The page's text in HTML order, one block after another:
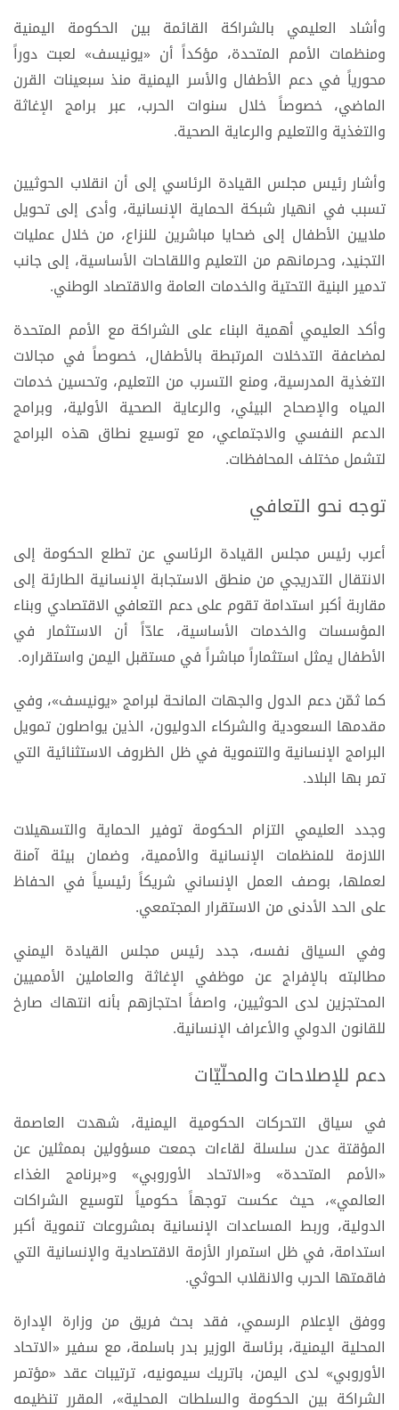
وأشاد العليمي بالشراكة القائمة بين الحكومة اليمنية
ومنظمات الأمم المتحدة، مؤكداً أن «يونيسف» لعبت دوراً
محورياً في دعم الأطفال والأسر اليمنية منذ سبعينات القرن
الماضي، خصوصاً خلال سنوات الحرب، عبر برامج الإغاثة
والتغذية والتعليم والرعاية الصحية.
وأشار رئيس مجلس القيادة الرئاسي إلى أن انقلاب الحوثيين
تسبب في انهيار شبكة الحماية الإنسانية، وأدى إلى تحويل
ملايين الأطفال إلى ضحايا مباشرين للنزاع، من خلال عمليات
التجنيد، وحرمانهم من التعليم واللقاحات الأساسية، إلى جانب
تدمير البنية التحتية والخدمات العامة والاقتصاد الوطني.
وأكد العليمي أهمية البناء على الشراكة مع الأمم المتحدة
لمضاعفة التدخلات المرتبطة بالأطفال، خصوصاً في مجالات
التغذية المدرسية، ومنع التسرب من التعليم، وتحسين خدمات
المياه والإصحاح البيئي، والرعاية الصحية الأولية، وبرامج
الدعم النفسي والاجتماعي، مع توسيع نطاق هذه البرامج
لتشمل مختلف المحافظات.
توجه نحو التعافي
أعرب رئيس مجلس القيادة الرئاسي عن تطلع الحكومة إلى
الانتقال التدريجي من منطق الاستجابة الإنسانية الطارئة إلى
مقاربة أكبر استدامة تقوم على دعم التعافي الاقتصادي وبناء
المؤسسات والخدمات الأساسية، عادّاً أن الاستثمار في
الأطفال يمثل استثماراً مباشراً في مستقبل اليمن واستقراره.
كما ثمّن دعم الدول والجهات المانحة لبرامج «يونيسف»، وفي
مقدمها السعودية والشركاء الدوليون، الذين يواصلون تمويل
البرامج الإنسانية والتنموية في ظل الظروف الاستثنائية التي
تمر بها البلاد.
وجدد العليمي التزام الحكومة توفير الحماية والتسهيلات
اللازمة للمنظمات الإنسانية والأممية، وضمان بيئة آمنة
لعملها، بوصف العمل الإنساني شريكاً رئيسياً في الحفاظ
على الحد الأدنى من الاستقرار المجتمعي.
وفي السياق نفسه، جدد رئيس مجلس القيادة اليمني
مطالبته بالإفراج عن موظفي الإغاثة والعاملين الأمميين
المحتجزين لدى الحوثيين، واصفاً احتجازهم بأنه انتهاك صارخ
للقانون الدولي والأعراف الإنسانية.
دعم للإصلاحات والمحلّيّات
في سياق التحركات الحكومية اليمنية، شهدت العاصمة
المؤقتة عدن سلسلة لقاءات جمعت مسؤولين بممثلين عن
«الأمم المتحدة» و«الاتحاد الأوروبي» و«برنامج الغذاء
العالمي»، حيث عكست توجهاً حكومياً لتوسيع الشراكات
الدولية، وربط المساعدات الإنسانية بمشروعات تنموية أكبر
استدامة، في ظل استمرار الأزمة الاقتصادية والإنسانية التي
فاقمتها الحرب والانقلاب الحوثي.
ووفق الإعلام الرسمي، فقد بحث فريق من وزارة الإدارة
المحلية اليمنية، برئاسة الوزير بدر باسلمة، مع سفير «الاتحاد
الأوروبي» لدى اليمن، باتريك سيمونيه، ترتيبات عقد «مؤتمر
الشراكة بين الحكومة والسلطات المحلية»، المقرر تنظيمه